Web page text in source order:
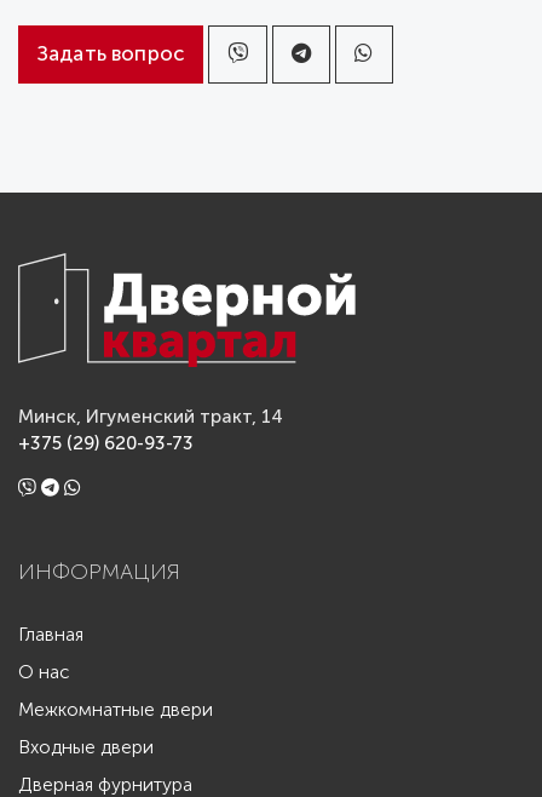
Задать вопрос
Минск, Игуменский тракт, 14
+375 (29) 620-93-73
ИНФОРМАЦИЯ
Главная
О нас
Межкомнатные двери
Входные двери
Дверная фурнитура